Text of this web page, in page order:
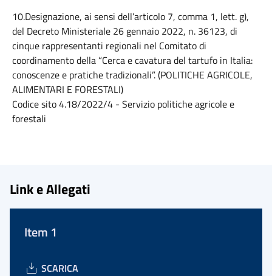
10.Designazione, ai sensi dell’articolo 7, comma 1, lett. g),
del Decreto Ministeriale 26 gennaio 2022, n. 36123, di
cinque rappresentanti regionali nel Comitato di
coordinamento della “Cerca e cavatura del tartufo in Italia:
conoscenze e pratiche tradizionali”. (POLITICHE AGRICOLE,
ALIMENTARI E FORESTALI)
Codice sito 4.18/2022/4 - Servizio politiche agricole e
forestali
Link e Allegati
Item 1
SCARICA